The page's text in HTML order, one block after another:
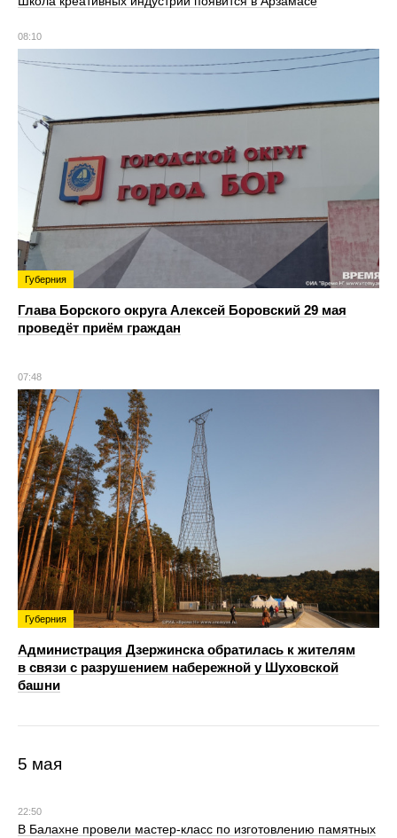
08:10
Губерния
Глава Борского округа Алексей Боровский 29 мая
проведёт приём граждан
07:48
Губерния
Администрация Дзержинска обратилась к жителям
в связи с разрушением набережной у Шуховской
башни
5 мая
22:50
В Балахне провели мастер‑класс по изготовлению памятных